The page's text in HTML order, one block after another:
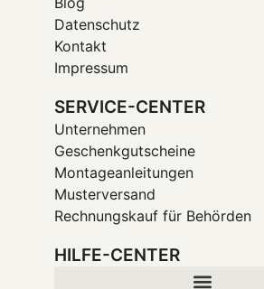
Datenschutz
Kontakt
Impressum
SERVICE-CENTER
Unternehmen
Geschenkgutscheine
Montageanleitungen
Musterversand
Rechnungskauf für Behörden
HILFE-CENTER